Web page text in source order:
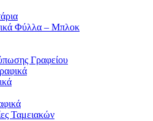
Φύλλα – Μπλοκ
Γραφείου
Ταμειακών